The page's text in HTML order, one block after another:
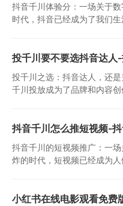
抖音千川体验分：一场关于
时代，抖音已经成为了我们
投千川要不要选抖音达人
投千川之选：抖音达人，还
千川投放成为了品牌和内容
抖音千川怎么推短视频-
抖音千川的短视频推广：一
炸的时代，短视频已经成为
小红书在线电影观看免费